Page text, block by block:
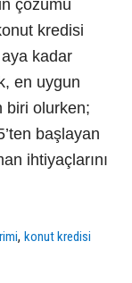
çözümü
kredisi
kadar
en uygun
biri olurken;
başlayan
ihtiyaçlarını
,konut kredisi